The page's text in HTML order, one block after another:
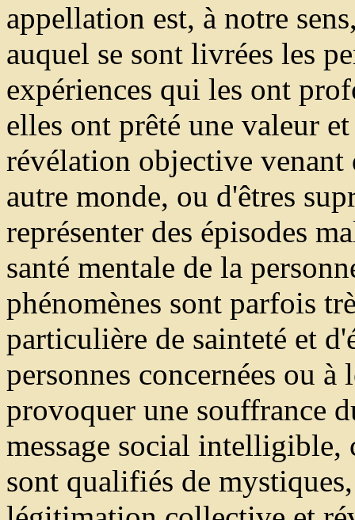
appellation est, à notre
auquel se sont livrées les
expériences qui les ont
elles ont prêté une valeur
révélation objective
autre monde, ou d'êtres
représenter des épisodes
santé mentale de la
phénomènes sont parfois
particulière de sainteté et
personnes concernées ou
provoquer une souffrance
message social intelligible,
sont qualifiés de